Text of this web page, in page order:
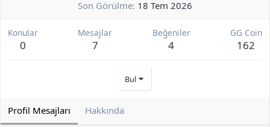
Son Görülme 18 Tem 2026
Konular
0
Mesajlar
7
Beğeniler
4
GG Coin
162
Bul
Profil Mesajları Hakkında